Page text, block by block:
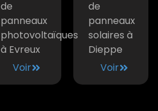
de
panneaux
photovoltaïques
à Evreux
Voir
de
panneaux
solaires à
Dieppe
Voir